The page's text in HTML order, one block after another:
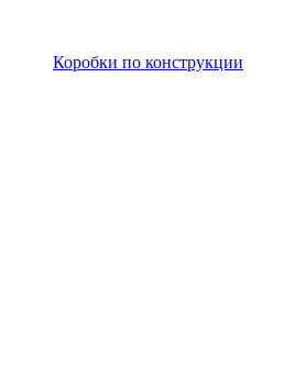
Коробки по конструкции